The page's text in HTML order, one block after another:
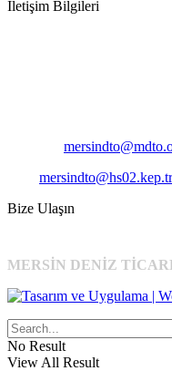
İletişim Bilgileri
mersindto@hs02.kep.tr
Bize Ulaşın
MERSİN DENİZ
No Result
View All Result